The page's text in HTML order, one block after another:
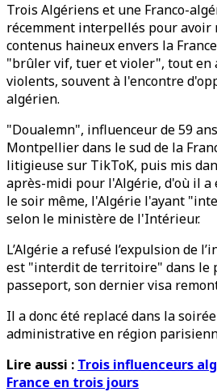
Trois Algériens et une Franco-
récemment interpellés pour avoir
contenus haineux envers la
"brûler vif, tuer et violer", tout en
violents, souvent à l'encontre
algérien.
"Doualemn", influenceur de 59
Montpellier dans le sud de la
litigieuse sur TikToK, puis mis
après-midi pour l'Algérie, d'où il a
le soir même, l'Algérie l'ayant
selon le ministère de l'Intérieur.
L’Algérie a refusé l’expulsion de
est "interdit de territoire" dans le
passeport, son dernier visa
Il a donc été replacé dans la
administrative en région
Lire aussi : Trois influenceurs
France en trois jours